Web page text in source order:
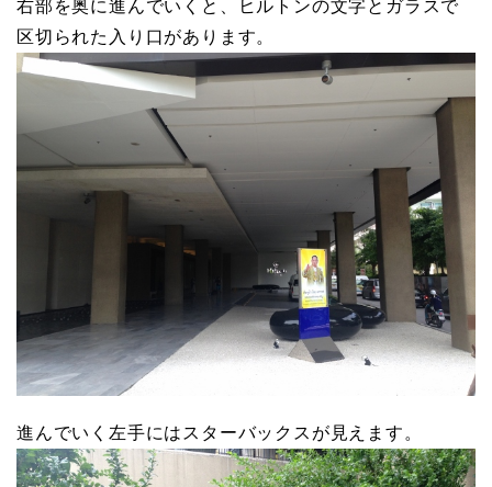
右部を奥に進んでいくと、ヒルトンの文字とガラスで
区切られた入り口があります。
進んでいく左手にはスターバックスが見えます。